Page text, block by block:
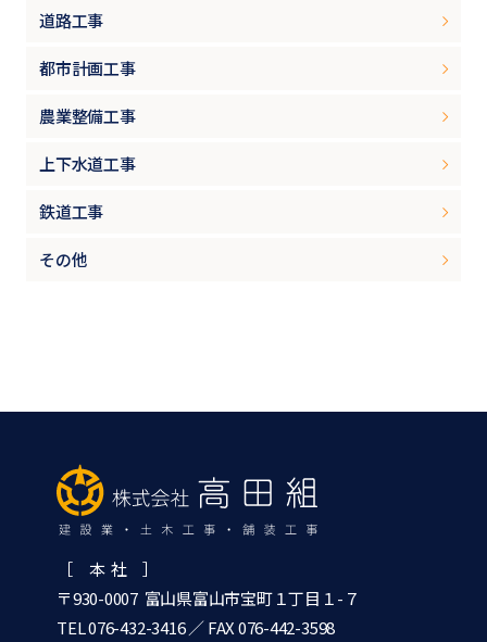
道路工事
都市計画工事
農業整備工事
上下水道工事
鉄道工事
その他
［ 本 社 ］
〒930-0007 富山県富山市宝町１丁目１-７
TEL 076-432-3416／ FAX 076-442-3598